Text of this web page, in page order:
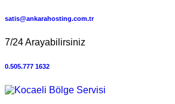
satis@ankarahosting.com.tr
7/24 Arayabilirsiniz
0.505.777 1632